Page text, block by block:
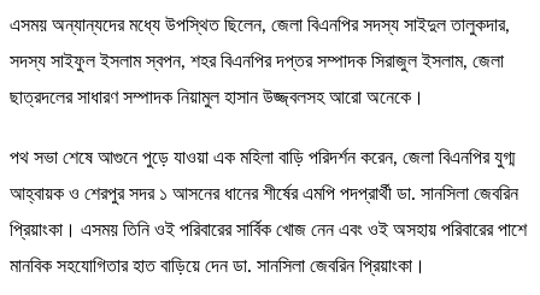
এসময় অন্যান্যদের মধ্যে উপস্থিত ছিলেন, জেলা বিএনপির সদস্য সাইদুল তালুকদার,
সদস্য সাইফুল ইসলাম স্বপন, শহর বিএনপির দপ্তর সম্পাদক সিরাজুল ইসলাম, জেলা
ছাত্রদলের সাধারণ সম্পাদক নিয়ামুল হাসান উজ্জ্বলসহ আরো অনেকে।
পথ সভা শেষে আগুনে পুড়ে যাওয়া এক মহিলা বাড়ি পরিদর্শন করেন, জেলা বিএনপির যুগ্ম
আহ্বায়ক ও শেরপুর সদর ১ আসনের ধানের শীর্ষের এমপি পদপ্রার্থী ডা. সানসিলা জেবরিন
প্রিয়াংকা। এসময় তিনি ওই পরিবারের সার্বিক খোজ নেন এবং ওই অসহায় পরিবারের পাশে
মানবিক সহযোগিতার হাত বাড়িয়ে দেন ডা. সানসিলা জেবরিন প্রিয়াংকা।